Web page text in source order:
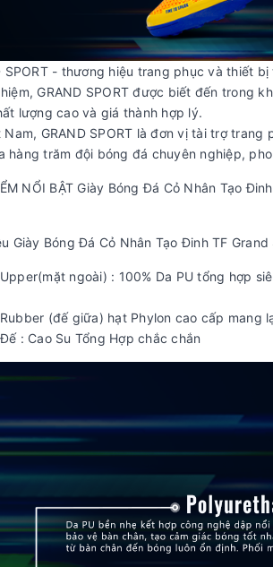
SPORT - thương hiệu trang phục và thiết
GRAND SPORT được biết đến trong
lượng cao và giá thành hợp lý.
Nam, GRAND SPORT là đơn vị tài trợ
hàng trăm đội bóng đá chuyên nghiệp,
NỔI BẬT Giày Bóng Đá Cỏ Nhân Tạo
Giày Bóng Đá Cỏ Nhân Tạo Đinh TF
ngoài) : 100% Da PU tổng hợp
(đế giữa) hạt Phylon cao cấp mang
: Cao Su Tổng Hợp chắc chắn